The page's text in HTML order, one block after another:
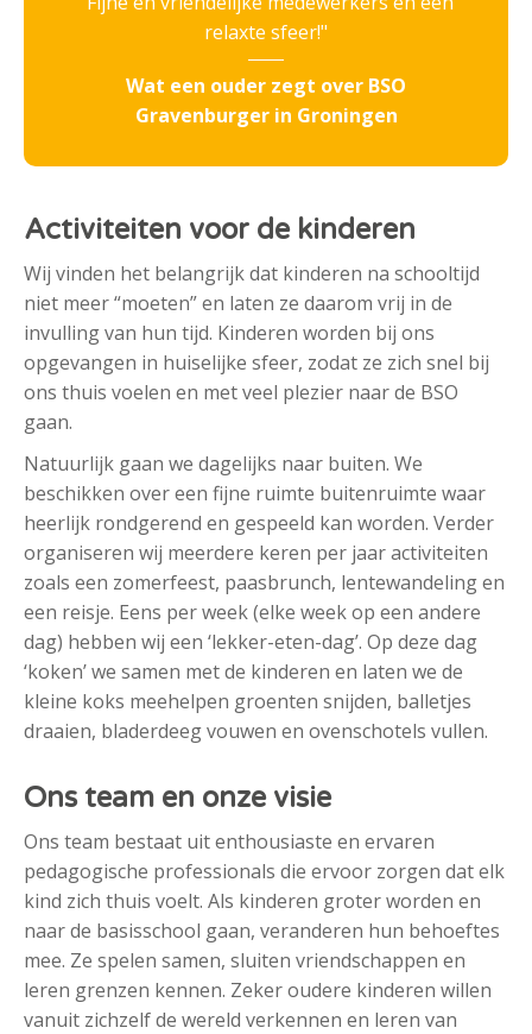
relaxte sfeer!
Wat een ouder zegt over BSO
Gravenburger in Groningen
Activiteiten voor de kinderen
Wij vinden het belangrijk dat kinderen na schooltijd
niet meer “moeten” en laten ze daarom vrij in de
invulling van hun tijd. Kinderen worden bij ons
opgevangen in huiselijke sfeer, zodat ze zich snel bij
ons thuis voelen en met veel plezier naar de BSO
gaan.
Natuurlijk gaan we dagelijks naar buiten. We
beschikken over een fijne ruimte buitenruimte waar
heerlijk rondgerend en gespeeld kan worden. Verder
organiseren wij meerdere keren per jaar activiteiten
zoals een zomerfeest, paasbrunch, lentewandeling en
een reisje. Eens per week (elke week op een andere
dag) hebben wij een ‘lekker-eten-dag’. Op deze dag
‘koken’ we samen met de kinderen en laten we de
kleine koks meehelpen groenten snijden, balletjes
draaien, bladerdeeg vouwen en ovenschotels vullen.
Ons team en onze visie
Ons team bestaat uit enthousiaste en ervaren
pedagogische professionals die ervoor zorgen dat elk
kind zich thuis voelt. Als kinderen groter worden en
naar de basisschool gaan, veranderen hun behoeftes
mee. Ze spelen samen, sluiten vriendschappen en
leren grenzen kennen. Zeker oudere kinderen willen
vanuit zichzelf de wereld verkennen en leren van